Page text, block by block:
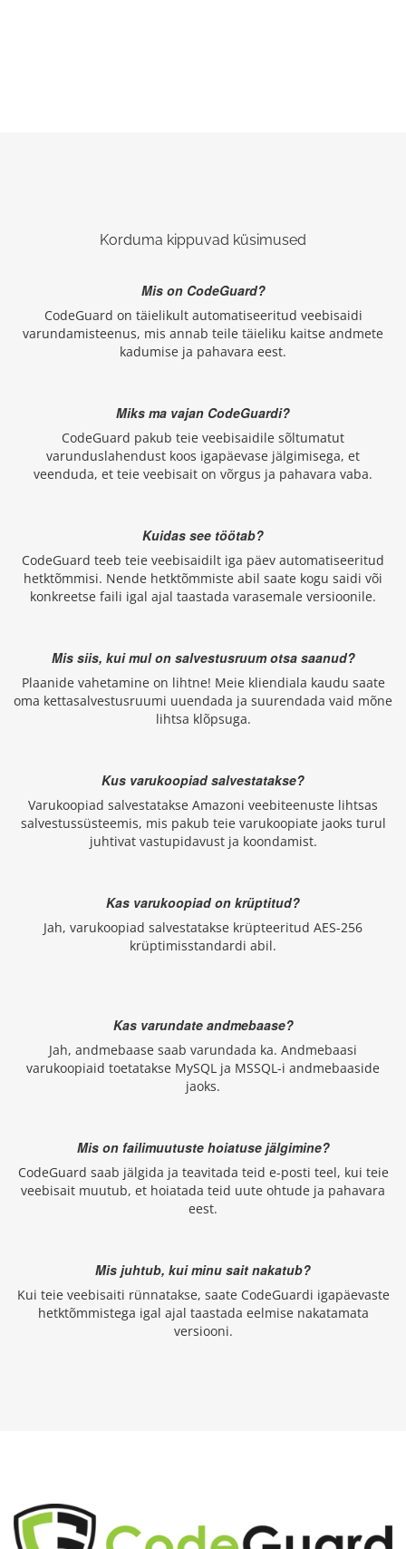
Korduma kippuvad küsimused
Mis on CodeGuard?
CodeGuard on täielikult automatiseeritud veebisaidi
varundamisteenus, mis annab teile täieliku kaitse andmete
kadumise ja pahavara eest.
Miks ma vajan CodeGuardi?
CodeGuard pakub teie veebisaidile sõltumatut
varunduslahendust koos igapäevase jälgimisega, et
veenduda, et teie veebisait on võrgus ja pahavara vaba.
Kuidas see töötab?
CodeGuard teeb teie veebisaidilt iga päev automatiseeritud
hetktõmmisi. Nende hetktõmmiste abil saate kogu saidi või
konkreetse faili igal ajal taastada varasemale versioonile.
Mis siis, kui mul on salvestusruum otsa saanud?
Plaanide vahetamine on lihtne! Meie kliendiala kaudu saate
oma kettasalvestusruumi uuendada ja suurendada vaid mõne
lihtsa klõpsuga.
Kus varukoopiad salvestatakse?
Varukoopiad salvestatakse Amazoni veebiteenuste lihtsas
salvestussüsteemis, mis pakub teie varukoopiate jaoks turul
juhtivat vastupidavust ja koondamist.
Kas varukoopiad on krüptitud?
Jah, varukoopiad salvestatakse krüpteeritud AES-256
krüptimisstandardi abil.
Kas varundate andmebaase?
Jah, andmebaase saab varundada ka. Andmebaasi
varukoopiaid toetatakse MySQL ja MSSQL-i andmebaaside
jaoks.
Mis on failimuutuste hoiatuse jälgimine?
CodeGuard saab jälgida ja teavitada teid e-posti teel, kui teie
veebisait muutub, et hoiatada teid uute ohtude ja pahavara
eest.
Mis juhtub, kui minu sait nakatub?
Kui teie veebisaiti rünnatakse, saate CodeGuardi igapäevaste
hetktõmmistega igal ajal taastada eelmise nakatamata
versiooni.